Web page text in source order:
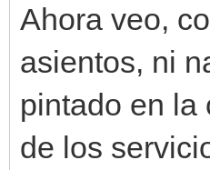
Ahora veo,
asientos, ni
pintado en la
de los